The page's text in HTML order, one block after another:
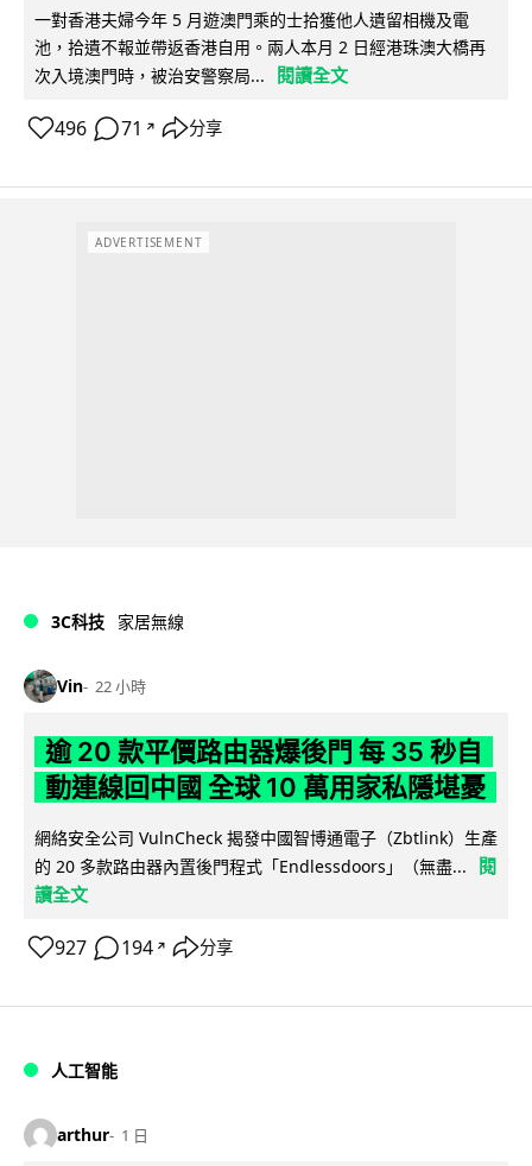
一對香港夫婦今年 5 月遊澳門乘的士拾獲他人遺留相機及電
池，拾遺不報並帶返香港自用。兩人本月 2 日經港珠澳大橋再
次入境澳門時，被治安警察局...
閱讀全文
496 71 ↗ 分享
ADVERTISEMENT
3C科技 家居無線
Vin 22 小時
逾 20 款平價路由器爆後門 每 35 秒自
動連線回中國 全球 10 萬用家私隱堪憂
網絡安全公司 VulnCheck 揭發中國智博通電子（Zbtlink）生產
的 20 多款路由器內置後門程式「Endlessdoors」（無盡...
閱
讀全文
927 194 ↗ 分享
人工智能
arthur 1 日